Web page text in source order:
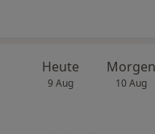
Heute
9 Aug
Morgen
10 Aug